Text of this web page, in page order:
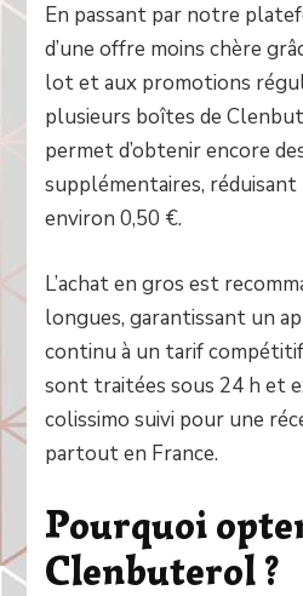
En passant par notre
d’une offre moins chère
lot et aux promotions
plusieurs boîtes de
permet d’obtenir encore
supplémentaires,
environ 0,50 €.
L’achat en gros est
longues, garantissant un
continu à un tarif
sont traitées sous 24 h et
colissimo suivi pour une
partout en France.
Pourquoi
Clenbuterol ?